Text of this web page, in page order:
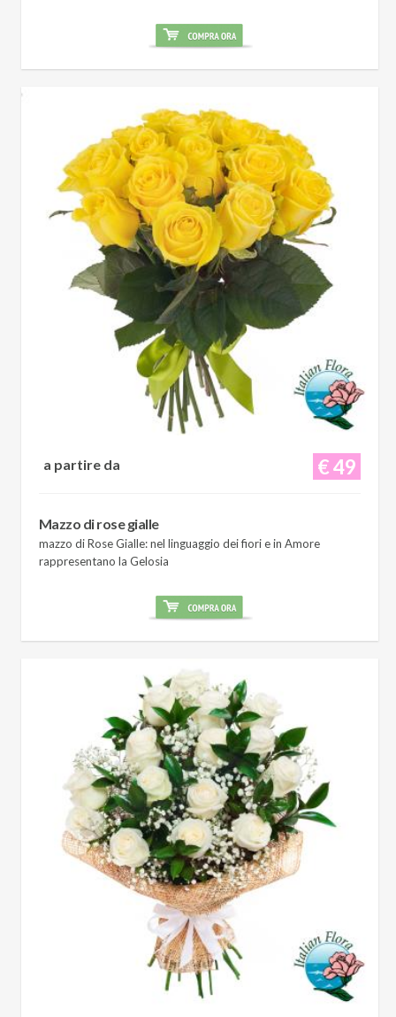
€ 49
a partire da
Mazzo di rose gialle
mazzo di Rose Gialle: nel linguaggio dei fiori e in Amore
rappresentano la Gelosia